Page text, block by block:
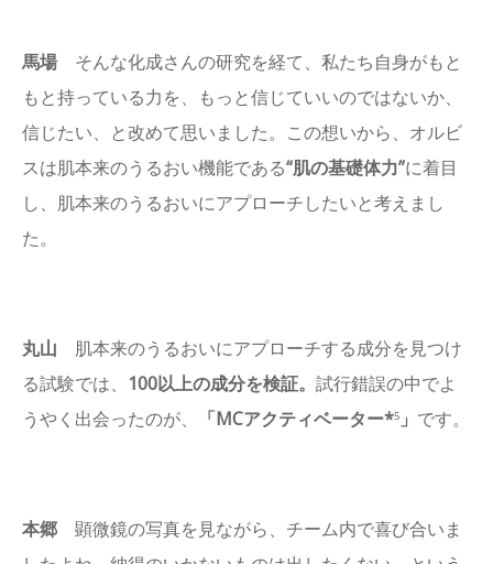
馬場 そんな化成さんの研究を経て、私たち自身がもと
もと持っている力を、もっと信じていいのではないか、
信じたい、と改めて思いました。この想いから、オルビ
スは肌本来のうるおい機能である“肌の基礎体力”に着目
し、肌本来のうるおいにアプローチしたいと考えまし
た。
丸山 肌本来のうるおいにアプローチする成分を見つけ
る試験では、 100以上の成分を検証。 試行錯誤の中でよ
うやく出会ったのが、
「MCアクティベーター*5 」 です。
本郷 顕微鏡の写真を見ながら、チーム内で喜び合いま